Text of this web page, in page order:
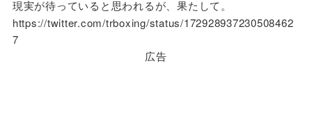
現実が待っていると思われるが、果たして。
https://twitter.com/trboxing/status/172928937230508462
7
広告